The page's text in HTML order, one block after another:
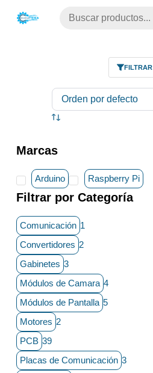
No
FILTRAR
Marcas
Arduino Raspberry Pi
Filtrar por Categoría
Comunicación 1
Convertidores 2
Gabinetes 3
Módulos de Camara 4
Módulos de Pantalla 5
Motores 2
PCB 39
Placas de Comunicación 3